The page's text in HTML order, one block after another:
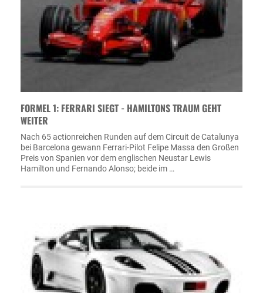
FORMEL 1: FERRARI SIEGT - HAMILTONS TRAUM GEHT
WEITER
Nach 65 actionreichen Runden auf dem Circuit de Catalunya
bei Barcelona gewann Ferrari-Pilot Felipe Massa den Großen
Preis von Spanien vor dem englischen Neustar Lewis
Hamilton und Fernando Alonso; beide im …